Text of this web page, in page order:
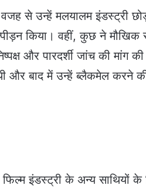
वजह से उन्हें मलयालम इंडस्ट्री
किया। वहीं, कुछ ने मौखिक
और पारदर्शी जांच की मांग
थी और बाद में उन्हें ब्लैकमेल करने
इंडस्ट्री के अन्य साथियों के